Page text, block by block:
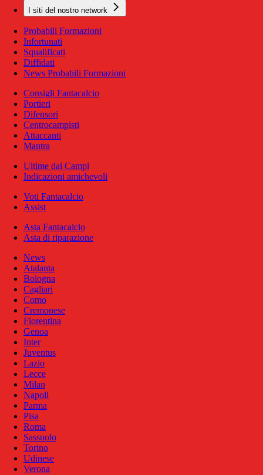
I siti del nostro network
Probabili Formazioni
Infortunati
Squalificati
Diffidati
News Probabili Formazioni
Consigli Fantacalcio
Portieri
Difensori
Centrocampisti
Attaccanti
Mantra
Ultime dai Campi
Indicazioni amichevoli
Voti Fantacalcio
Assist
Asta Fantacalcio
Asta di riparazione
News
Atalanta
Bologna
Cagliari
Como
Cremonese
Fiorentina
Genoa
Inter
Juventus
Lazio
Lecce
Milan
Napoli
Parma
Pisa
Roma
Sassuolo
Torino
Udinese
Verona